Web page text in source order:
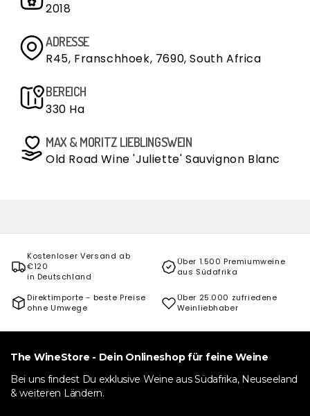
2018
ADRESSE
R45, Franschhoek, 7690, South Africa
BEREICH
330 Ha
MAX & MORITZ LIEBLINGSWEIN
Old Road Wine 'Juliette' Sauvignon Blanc
Kostenloser Versand ab
€120
in Deutschland
Über 1.500 Premiumweine
aus Südafrika
Direktimporte - beste Preise
ohne Umwege
Über 25.000 zufriedene
Weinliebhaber
The WineStore - Dein Onlineshop für feine Weine
Bei uns findest Du exklusive Weine aus Südafrika, Neuseeland
& weiteren Ländern.